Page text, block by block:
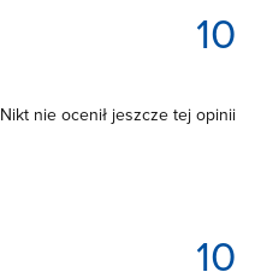
10
Nikt nie ocenił jeszcze tej opinii
10